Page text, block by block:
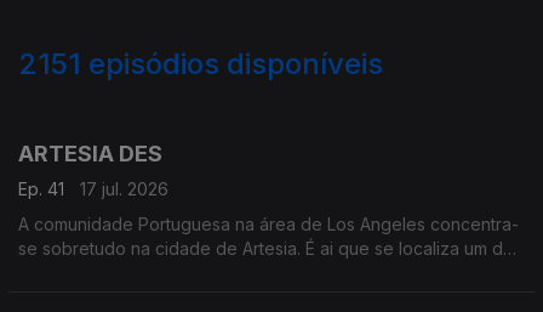
2151 episódios disponíveis
ARTESIA DES
Ep. 41
17 jul. 2026
A comunidade Portuguesa na área de Los Angeles concentra-
se sobretudo na cidade de Artesia. É ai que se localiza um dos